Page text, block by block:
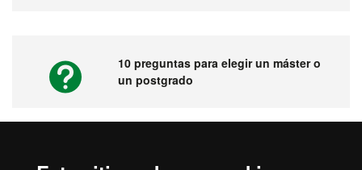
10 preguntas para elegir un máster o
un postgrado